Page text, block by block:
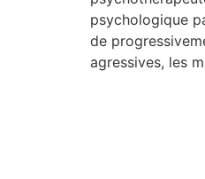
psychologique
de
agressives, les